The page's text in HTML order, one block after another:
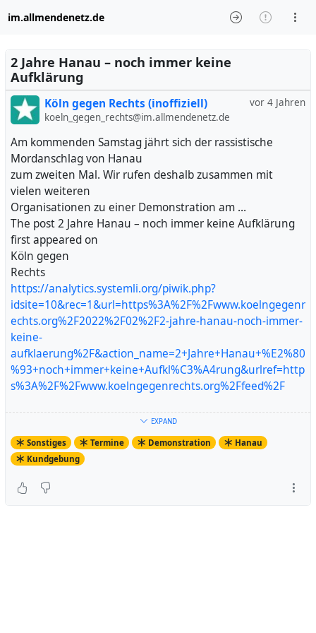
im.allmendenetz.de
2 Jahre Hanau – noch immer keine
Aufklärung
vor 4 Jahren
Köln gegen Rechts (inoffiziell)
koeln_gegen_rechts@im.allmendenetz.de
Am kommenden Samstag jährt sich der rassistische
Mordanschlag von Hanau
zum zweiten Mal. Wir rufen deshalb zusammen mit
vielen weiteren
Organisationen zu einer Demonstration am …
The post 2 Jahre Hanau – noch immer keine Aufklärung
first appeared on
Köln gegen
Rechts
https://analytics.systemli.org/piwik.php?
idsite=10&rec=1&url=https%3A%2F%2Fwww.koelngegenr
echts.org%2F2022%2F02%2F2-jahre-hanau-noch-immer-
keine-
aufklaerung%2F&action_name=2+Jahre+Hanau+%E2%80
%93+noch+immer+keine+Aufkl%C3%A4rung&urlref=http
s%3A%2F%2Fwww.koelngegenrechts.org%2Ffeed%2F
https://www.koelngegenrechts.org/2022/02/2-jahre-
hanau-noch-immer-keine-aufklaerung/
Artikel ansehen
EXPAND
Sonstiges Termine Demonstration
Hanau
Kundgebung